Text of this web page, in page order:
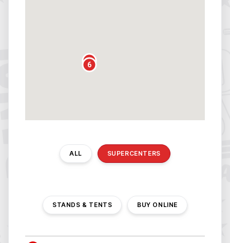
5
6
ALL SUPERCENTERS
STANDS & TENTS BUY ONLINE